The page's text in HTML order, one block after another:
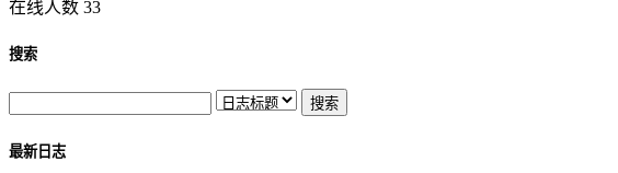
在线人数 33
搜索
最新日志